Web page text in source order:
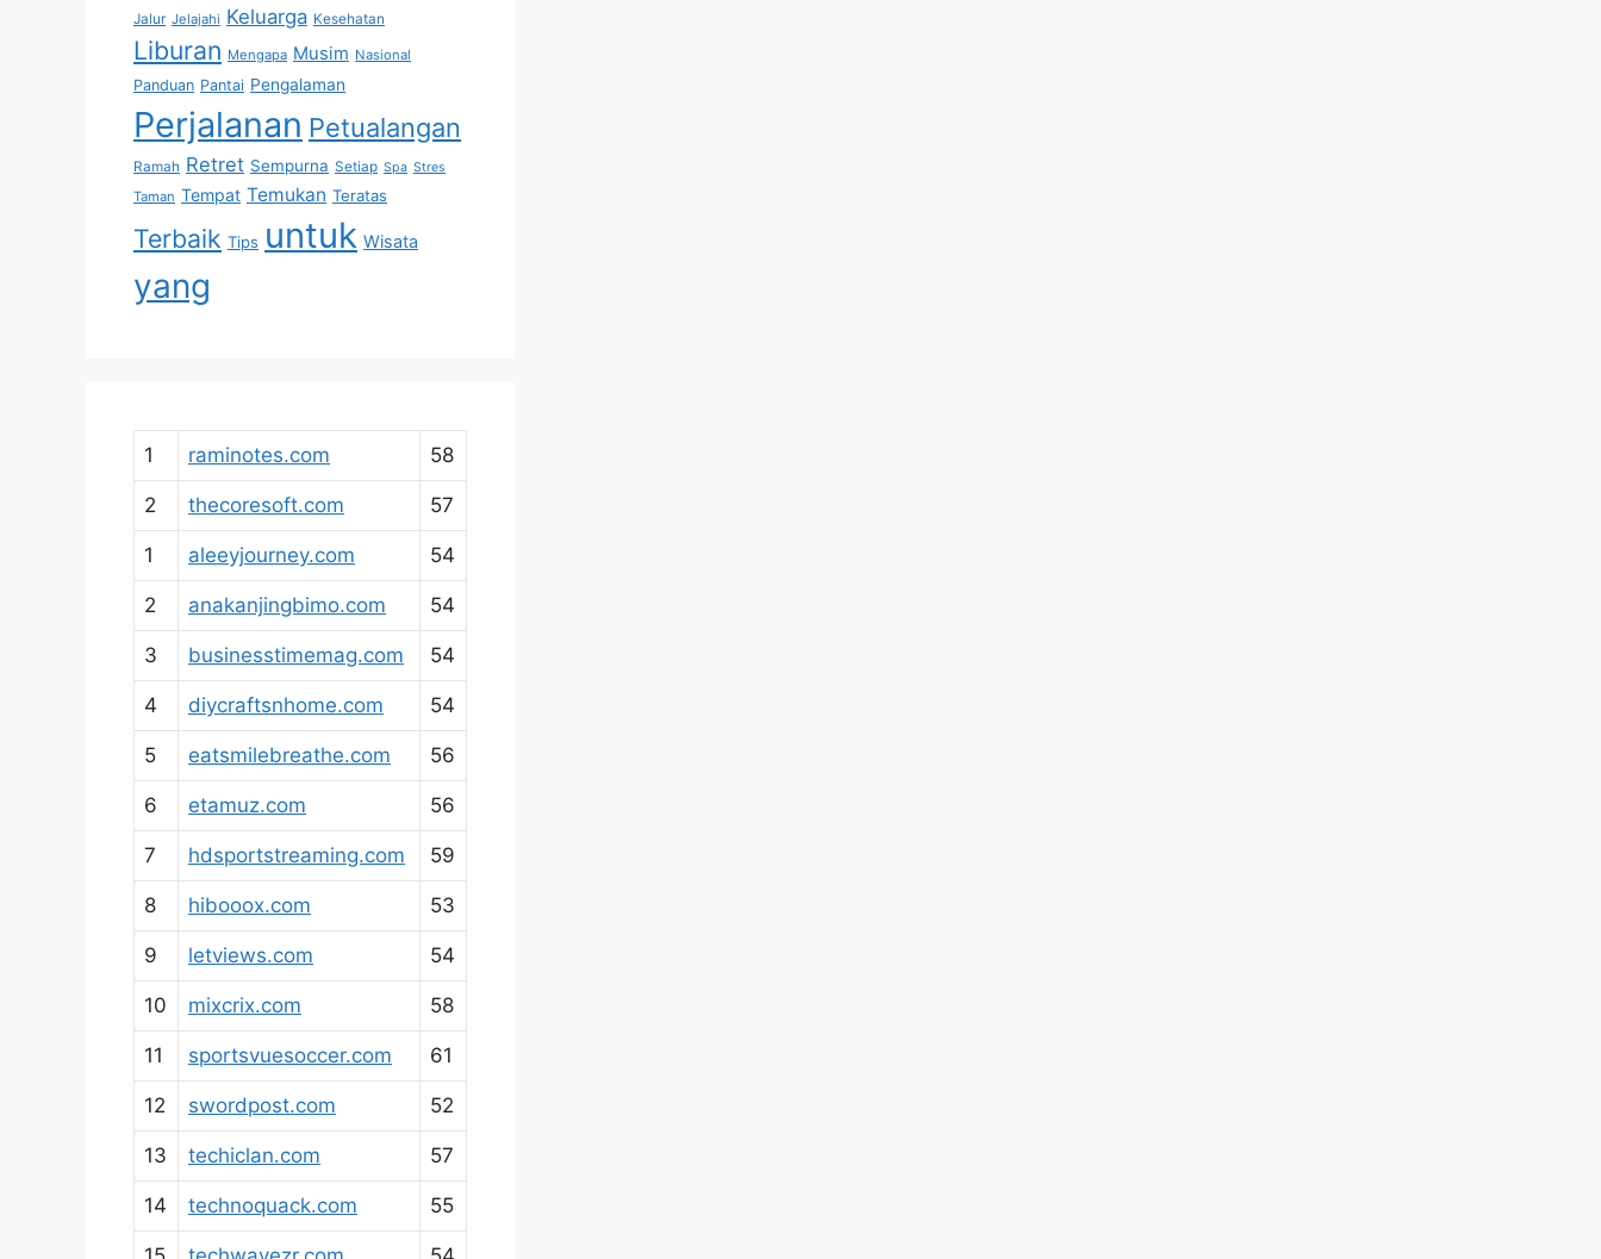
Jalur Jelajahi Keluarga Kesehatan
Liburan Mengapa Musim Nasional
Panduan Pantai Pengalaman
Perjalanan Petualangan
Ramah Retret Sempurna Setiap Spa Stres
Taman Tempat Temukan Teratas
Terbaik Tips untuk Wisata
yang
1 raminotes.com 58
2 thecoresoft.com 57
1 aleeyjourney.com 54
2 anakanjingbimo.com 54
3 businesstimemag.com 54
4 diycraftsnhome.com 54
5 eatsmilebreathe.com 56
6 etamuz.com 56
7 hdsportstreaming.com 59
8 hibooox.com 53
9 letviews.com 54
10 mixcrix.com 58
11 sportsvuesoccer.com 61
12 swordpost.com 52
13 techiclan.com 57
14 technoquack.com 55